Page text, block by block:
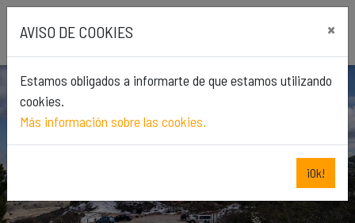
Skip
Next
AVISO DE COOKIES ×
Estamos obligados a informarte de que estamos utilizando
cookies.
Más información sobre las cookies.
¡Ok!